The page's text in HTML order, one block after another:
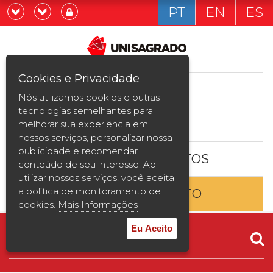
Graduação
Pós-graduação e MBA
Curta Duração
Vestibular
2ª Graduação
Transferência
Reingresso
Já sou estudande
Quero ser estudante
PT EN ES
ESTUDE AQUI
BOLSAS E DESCONTOS
ENTRE EM CONTATO
Cookies e Privacidade
Nós utilizamos cookies e outras
tecnologias semelhantes para
melhorar sua experiência em
nossos serviços, personalizar nossa
publicidade e recomendar
conteúdo de seu interesse. Ao
utilizar nossos serviços, você aceita
a política de monitoramento de
cookies. Mais Informações
Eu Aceito